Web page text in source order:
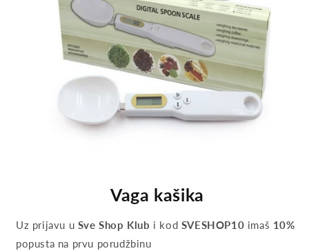
Vaga kašika
Uz prijavu u Sve Shop Klub i kod SVESHOP10 imaš 10%
popusta na prvu porudžbinu